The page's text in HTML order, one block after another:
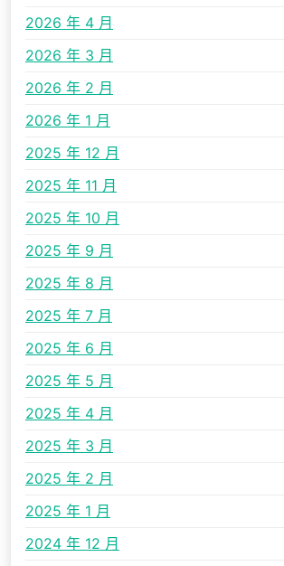
2026 年 4 月
2026 年 3 月
2026 年 2 月
2026 年 1 月
2025 年 12 月
2025 年 11 月
2025 年 10 月
2025 年 9 月
2025 年 8 月
2025 年 7 月
2025 年 6 月
2025 年 5 月
2025 年 4 月
2025 年 3 月
2025 年 2 月
2025 年 1 月
2024 年 12 月